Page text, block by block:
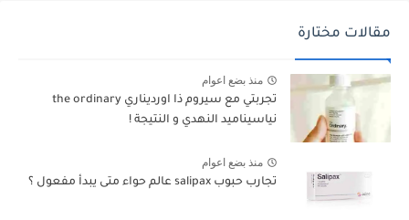
مقالات مختارة
منذ بضع اعوام
تجربتي مع سيروم ذا اورديناري the ordinary
نياسيناميد النهدي و النتيجة !
منذ بضع اعوام
تجارب حبوب salipax عالم حواء متى يبدأ مفعول ؟